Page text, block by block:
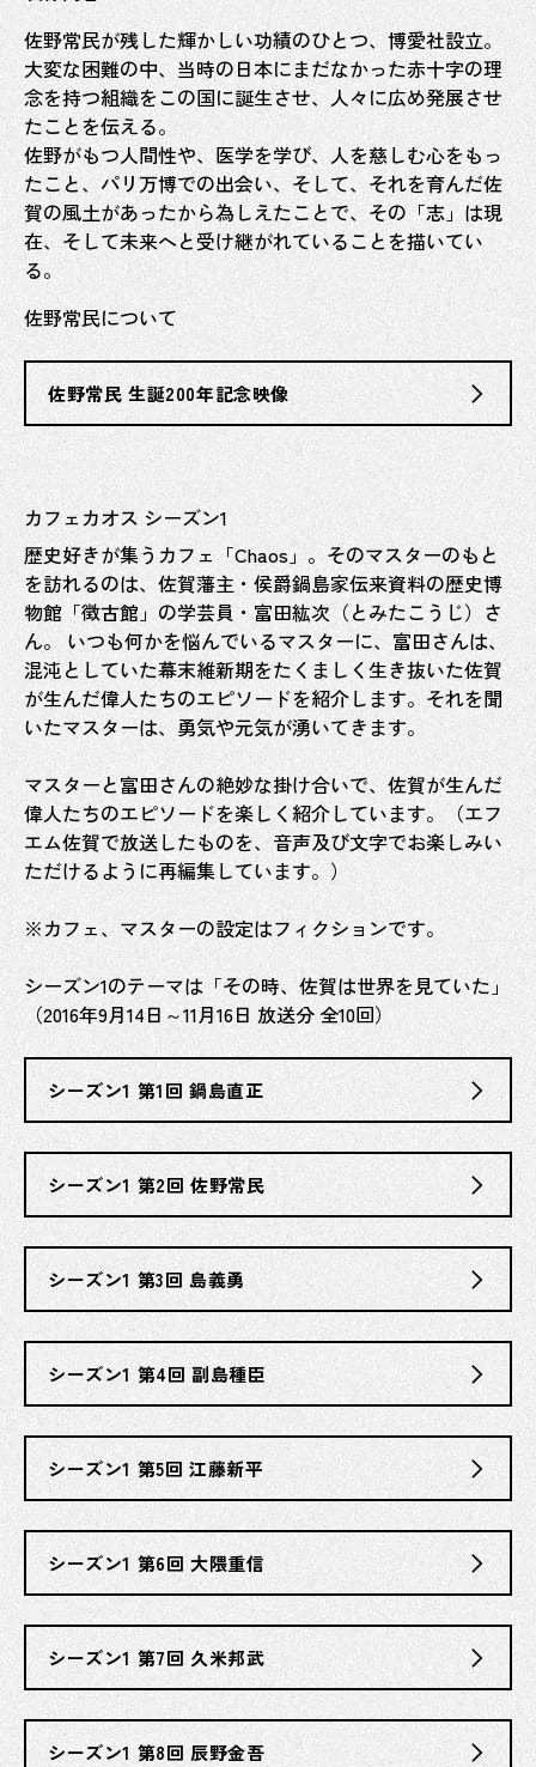
ホー
新着
佐賀
佐賀
肥
佐賀
高輪
大隈
佐野
三重
徴古
佐野常民が残した輝かしい功績のひとつ、博愛社設立。
大変な困難の中、当時の日本にまだなかった赤十字の理
念を持つ組織をこの国に誕生させ、人々に広め発展させ
たことを伝える。
佐野がもつ人間性や、医学を学び、人を慈しむ心をもっ
たこと、パリ万博での出会い、そして、それを育んだ佐
賀の風土があったから為しえたことで、その「志」は現
在、そして未来へと受け継がれていることを描いてい
る。
佐野常民について
佐野常民 生誕200年記念映像
カフェカオス シーズン1
歴史好きが集うカフェ「Chaos」。そのマスターのもと
を訪れるのは、佐賀藩主・侯爵鍋島家伝来資料の歴史博
物館「徴古館」の学芸員・富田紘次（とみたこうじ）さ
ん。 いつも何かを悩んでいるマスターに、富田さんは、
混沌としていた幕末維新期をたくましく生き抜いた佐賀
が生んだ偉人たちのエピソードを紹介します。それを聞
いたマスターは、勇気や元気が湧いてきます。
マスターと富田さんの絶妙な掛け合いで、佐賀が生んだ
偉人たちのエピソードを楽しく紹介しています。（エフ
エム佐賀で放送したものを、音声及び文字でお楽しみい
ただけるように再編集しています。）
※カフェ、マスターの設定はフィクションです。
シーズン1のテーマは「その時、佐賀は世界を見ていた」
（2016年9月14日～11月16日 放送分 全10回）
シーズン1 第1回 鍋島直正
シーズン1 第2回 佐野常民
シーズン1 第3回 島義勇
シーズン1 第4回 副島種臣
シーズン1 第5回 江藤新平
シーズン1 第6回 大隈重信
シーズン1 第7回 久米邦武
シーズン1 第8回 辰野金吾